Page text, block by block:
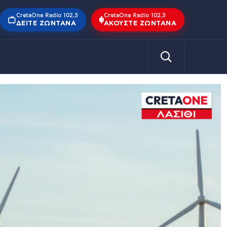
CretaOne Radio 102,3
ΔΕΊΤΕ ΖΩΝΤΑΝΆ
CretaOne Radio 102,3
ΑΚΟΎΣΤΕ ΖΩΝΤΑΝΆ